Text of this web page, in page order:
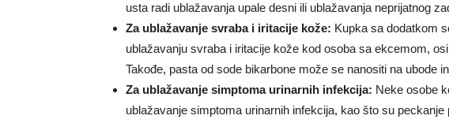
usta radi ublažavanja upale desni ili ublažavanja neprijatnog
Za ublažavanje svraba i iritacije kože: Kupka sa dodatkom
ublažavanju svraba i iritacije kože kod osoba sa ekcemom,
Takođe, pasta od sode bikarbone može se nanositi na ubode
Za ublažavanje simptoma urinarnih infekcija: Neke osobe
ublažavanje simptoma urinarnih infekcija, kao što su